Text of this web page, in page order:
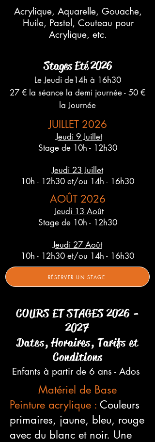
Acrylique, Aquarelle, Gouache,
Huile, Pastel, Couteau pour
Acrylique, etc.
Stages Eté 2026
Le Jeudi de14h à 16h30
27 € la séance la demi journée - 50 €
la Journée
JUILLET 2026
Jeudi 9 Juillet
Stage de 10h - 12h30
Jeudi 23 Juillet
10h - 12h30 et/ou 14h - 16h30
AOÛT 2026
Jeudi 13 Août
Stage de 10h - 12h30
Jeudi 27 Août
10h - 12h30 et/ou 14h - 16h30
RÉSERVER UN STAGE
COURS ET STAGES2026 -
2027
Dates, Horaires, Tarifs et
Conditions
Enfants à partir de 6 ans - Ados
Matériel de Base
Peinture acrylique : Couleurs
primaires, jaune, bleu, rouge
avec du blanc et noir. Une